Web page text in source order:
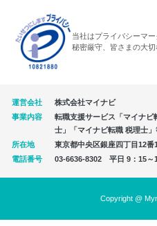
当社はプライバシーマー
秘密厳守、皆さまの大切
運営会社
株式会社マイナビ
事業内容
転職支援サービス「マイナビ
士」「マイナビ転職 税理士」
所在地
東京都中央区銀座四丁目12
電話番号
03-6636-8302 平日 9：15～
Copyright @